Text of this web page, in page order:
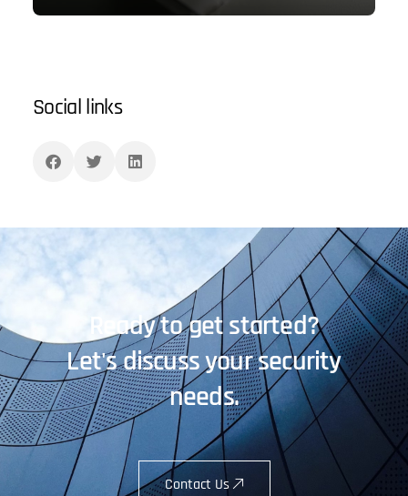
Social links
Ready to get started?
Let's discuss your security
needs.
Contact Us